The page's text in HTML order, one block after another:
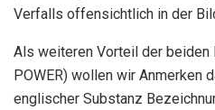
Verfalls offensichtlich in der
Als weiteren Vorteil der beiden
POWER) wollen wir Anmerken
englischer Substanz